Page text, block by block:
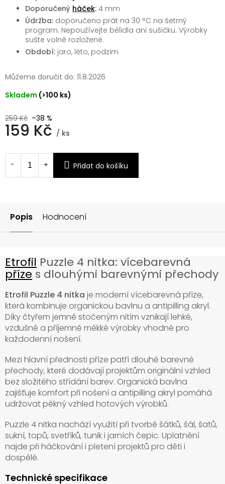
259 Kč –38 %
159 Kč / ks
cena:
Skladem (>100 ks)
Můžeme doručit do: 11.8.2026
Přidat do košíku
Doporučený háček: 4 mm
Údržba: doporučeno prát na 30 °C na šetrný
program. Nepoužívejte bělidla ani sušičku. Výrobky
sušte volně rozložené.
Období: jaro, léto, podzim
Popis Hodnocení
Etrofil Puzzle 4 nitka: vícebarevná
příze s dlouhými barevnými přechody
Etrofil Puzzle 4 nitka je moderní vícebarevná příze,
která kombinuje organickou bavlnu a antipilling akryl.
Díky čtyřem jemně stočeným nitím vznikají lehké,
vzdušné a příjemně měkké výrobky vhodné pro
každodenní nošení.
Mezi hlavní přednosti příze patří dlouhé barevné
přechody, které dodávají projektům originální vzhled
bez složitého střídání barev. Organická bavlna
zajišťuje komfort při nošení a antipilling akryl pomáhá
udržovat pěkný vzhled hotových výrobků.
Puzzle 4 nitka nachází využití při tvorbě šátků, šál, šatů,
sukní, topů, svetříků, tunik i jarních čepic. Uplatnění
najde při háčkování i pletení projektů pro děti i
dospělé.
Technické specifikace